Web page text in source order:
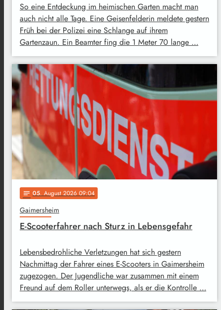
So eine Entdeckung im heimischen Garten macht man
auch nicht alle Tage. Eine Geisenfelderin meldete gestern
Früh bei der Polizei eine Schlange auf ihrem
Gartenzaun. Ein Beamter fing die 1 Meter 70 lange …
notes 05. August 2026 09:04
Gaimersheim
E-Scooterfahrer nach Sturz in Lebensgefahr
Lebensbedrohliche Verletzungen hat sich gestern
Nachmittag der Fahrer eines E-Scooters in Gaimersheim
zugezogen. Der Jugendliche war zusammen mit einem
Freund auf dem Roller unterwegs, als er die Kontrolle …